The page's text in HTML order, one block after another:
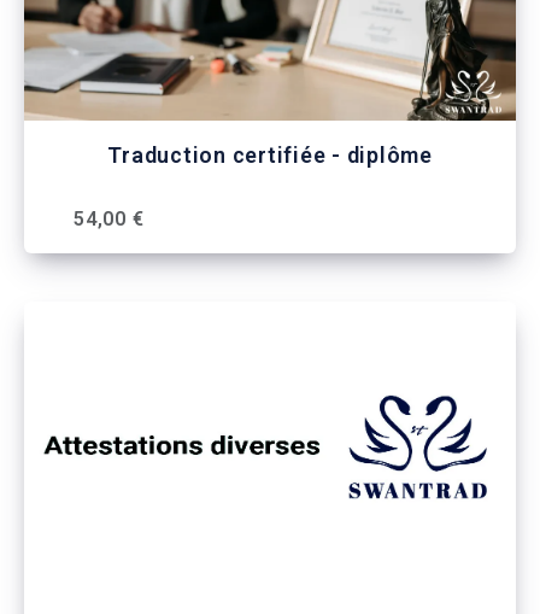
Traduction certifiée - diplôme
54,00 €